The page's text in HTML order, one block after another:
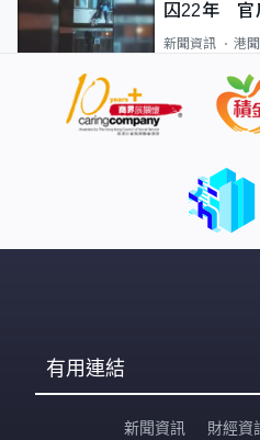
囚22年 官
新聞資訊 港聞
有用連結
新聞資訊 財經資